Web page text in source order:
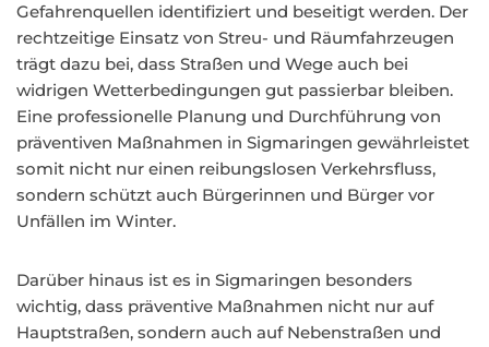
Gefahrenquellen identifiziert und beseitigt werden. Der
rechtzeitige Einsatz von Streu- und Räumfahrzeugen
trägt dazu bei, dass Straßen und Wege auch bei
widrigen Wetterbedingungen gut passierbar bleiben.
Eine professionelle Planung und Durchführung von
präventiven Maßnahmen in Sigmaringen gewährleistet
somit nicht nur einen reibungslosen Verkehrsfluss,
sondern schützt auch Bürgerinnen und Bürger vor
Unfällen im Winter.
Darüber hinaus ist es in Sigmaringen besonders
wichtig, dass präventive Maßnahmen nicht nur auf
Hauptstraßen, sondern auch auf Nebenstraßen und